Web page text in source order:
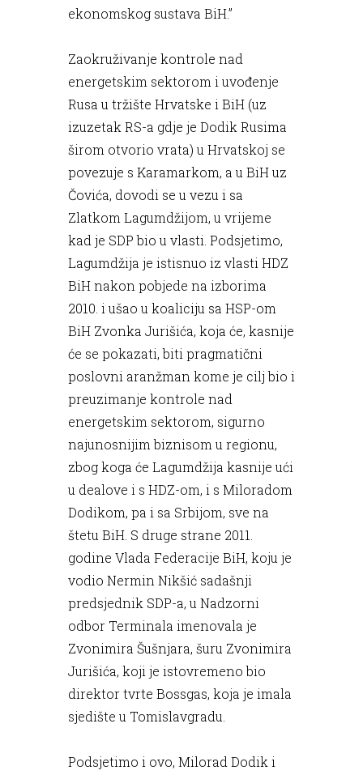
ekonomskog sustava BiH.”
Zaokruživanje kontrole nad
energetskim sektorom i uvođenje
Rusa u tržište Hrvatske i BiH (uz
izuzetak RS-a gdje je Dodik Rusima
širom otvorio vrata) u Hrvatskoj se
povezuje s Karamarkom, a u BiH uz
Čovića, dovodi se u vezu i sa
Zlatkom Lagumdžijom, u vrijeme
kad je SDP bio u vlasti. Podsjetimo,
Lagumdžija je istisnuo iz vlasti HDZ
BiH nakon pobjede na izborima
2010. i ušao u koaliciju sa HSP-om
BiH Zvonka Jurišića, koja će, kasnije
će se pokazati, biti pragmatični
poslovni aranžman kome je cilj bio i
preuzimanje kontrole nad
energetskim sektorom, sigurno
najunosnijim biznisom u regionu,
zbog koga će Lagumdžija kasnije ući
u dealove i s HDZ-om, i s Miloradom
Dodikom, pa i sa Srbijom, sve na
štetu BiH. S druge strane 2011.
godine Vlada Federacije BiH, koju je
vodio Nermin Nikšić sadašnji
predsjednik SDP-a, u Nadzorni
odbor Terminala imenovala je
Zvonimira Šušnjara, šuru Zvonimira
Jurišića, koji je istovremeno bio
direktor tvrte Bossgas, koja je imala
sjedište u Tomislavgradu.
Podsjetimo i ovo, Milorad Dodik i